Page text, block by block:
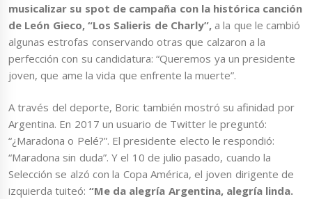
musicalizar su spot de campaña con la histórica canción
de León Gieco, “Los Salieris de Charly”,a la que le cambió
algunas estrofas conservando otras que calzaron a la
perfección con su candidatura: “Queremos ya un presidente
joven, que ame la vida que enfrente la muerte”.
A través del deporte, Boric también mostró su afinidad por
Argentina. En 2017 un usuario de Twitter le preguntó:
“¿Maradona o Pelé?”. El presidente electo le respondió:
“Maradona sin duda”. Y el 10 de julio pasado, cuando la
Selección se alzó con la Copa América, el joven dirigente de
izquierda tuiteó: “Me da alegría Argentina, alegría linda.